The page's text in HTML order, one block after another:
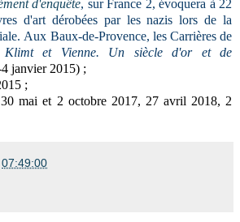
d'enquête, sur France 2,évoquera à 22
d'art dérobées par les nazis lors de la
. Aux Baux-de-Provence, les Carrières de
Klimt et Vienne. Un siècle d'or et de
janvier 2015) ;
;
mai et 2 octobre 2017, 27 avril 2018, 2
07:49:00